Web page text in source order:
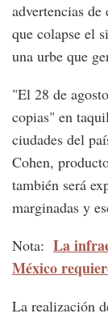
advertencias
que colapse el
una urbe que
"El 28 de
copias" en
ciudades del
Cohen,
también será
marginadas y
Nota: La
México
La realización